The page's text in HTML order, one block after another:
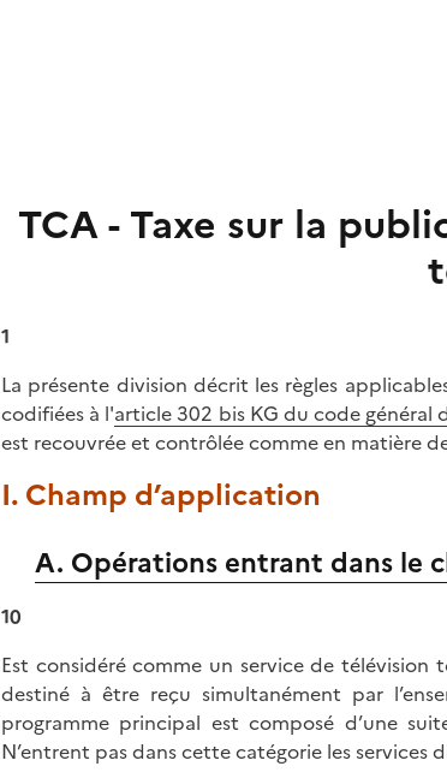
TCA - Taxe sur la
1
La présente division décrit les règles
codifiées à l'article 302 bis KG du code général
est recouvrée et contrôlée comme en matière
I. Champ d’application
A. Opérations entrant dans le
10
Est considéré comme un service de
destiné à être reçu simultanément par
programme principal est composé d’une
N’entrent pas dans cette catégorie les services